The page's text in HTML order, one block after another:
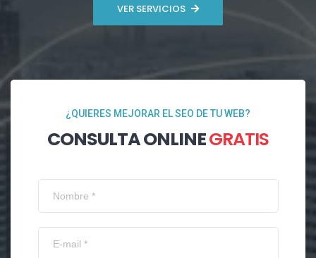
VER SERVICIOS
¿QUIERES MEJORAR EL SEO DE TU WEB?
CONSULTA ONLINEGRATIS